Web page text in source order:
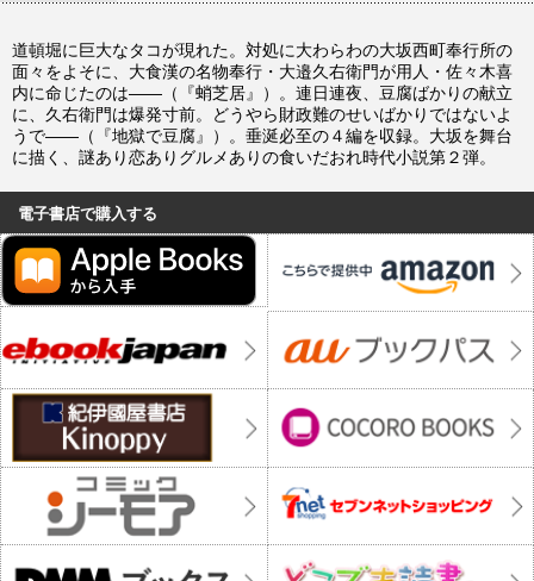
道頓堀に巨大なタコが現れた。対処に大わらわの大坂西町奉行所の
面々をよそに、大食漢の名物奉行・大邉久右衛門が用人・佐々木喜
内に命じたのは――（『蛸芝居』）。連日連夜、豆腐ばかりの献立
に、久右衛門は爆発寸前。どうやら財政難のせいばかりではないよ
うで――（『地獄で豆腐』）。垂涎必至の４編を収録。大坂を舞台
に描く、謎あり恋ありグルメありの食いだおれ時代小説第２弾。
電子書店で購入する